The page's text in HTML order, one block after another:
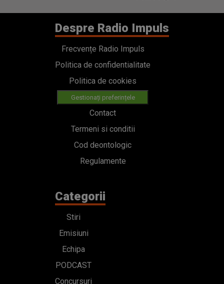
Despre Radio Impuls
Frecvențe Radio Impuls
Politica de confidentialitate
Politica de cookies
Gestionați preferințele
Contact
Termeni si conditii
Cod deontologic
Regulamente
Categorii
Stiri
Emisiuni
Echipa
PODCAST
Concursuri